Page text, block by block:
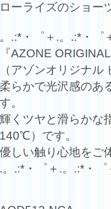
ローライズのショー
。.:*・゜＋.。.:*・゜
『AZONE
（アゾンオリジナ
柔らかで光沢感のあ
す。
輝くツヤと滑らかな
140℃）です。
優しい触り心地をご
.。.:*・゜＋.。.:*・